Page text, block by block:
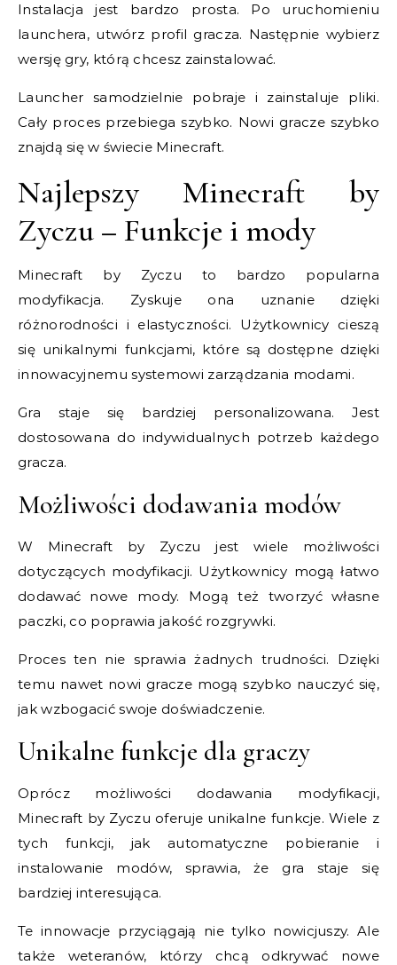
Instalacja jest bardzo prosta. Po uruchomieniu
launchera, utwórz profil gracza. Następnie wybierz
wersję gry, którą chcesz zainstalować.
Launcher samodzielnie pobraje i zainstaluje pliki.
Cały proces przebiega szybko. Nowi gracze szybko
znajdą się w świecie Minecraft.
Najlepszy Minecraft by
Zyczu – Funkcje i mody
Minecraft by Zyczu to bardzo popularna
modyfikacja. Zyskuje ona uznanie dzięki
różnorodności i elastyczności. Użytkownicy cieszą
się unikalnymi funkcjami, które są dostępne dzięki
innowacyjnemu systemowi zarządzania modami.
Gra staje się bardziej personalizowana. Jest
dostosowana do indywidualnych potrzeb każdego
gracza.
Możliwości dodawania modów
W Minecraft by Zyczu jest wiele możliwości
dotyczących modyfikacji. Użytkownicy mogą łatwo
dodawać nowe mody. Mogą też tworzyć własne
paczki, co poprawia jakość rozgrywki.
Proces ten nie sprawia żadnych trudności. Dzięki
temu nawet nowi gracze mogą szybko nauczyć się,
jak wzbogacić swoje doświadczenie.
Unikalne funkcje dla graczy
Oprócz możliwości dodawania modyfikacji,
Minecraft by Zyczu oferuje unikalne funkcje. Wiele z
tych funkcji, jak automatyczne pobieranie i
instalowanie modów, sprawia, że gra staje się
bardziej interesująca.
Te innowacje przyciągają nie tylko nowicjuszy. Ale
także weteranów, którzy chcą odkrywać nowe